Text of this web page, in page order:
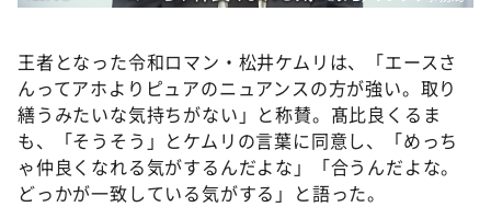
王者となった令和ロマン・松井ケムリは、「エースさ
んってアホよりピュアのニュアンスの方が強い。取り
繕うみたいな気持ちがない」と称賛。髙比良くるま
も、「そうそう」とケムリの言葉に同意し、「めっち
ゃ仲良くなれる気がするんだよな」「合うんだよな。
どっかが一致している気がする」と語った。